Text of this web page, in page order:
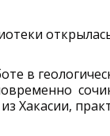
в
Хакасии,